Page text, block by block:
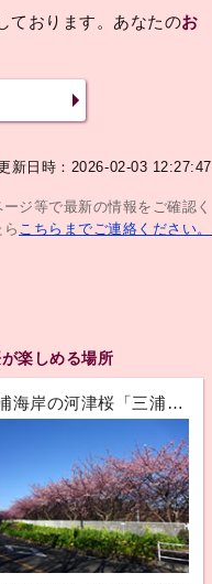
ております。あなたのお
新日時：2026-02-03 12:27:47
ジ等で最新の情報をご確認く
こちらまでご連絡ください。
楽しめる場所
三浦海岸の河津桜「三浦海岸桜まつり」